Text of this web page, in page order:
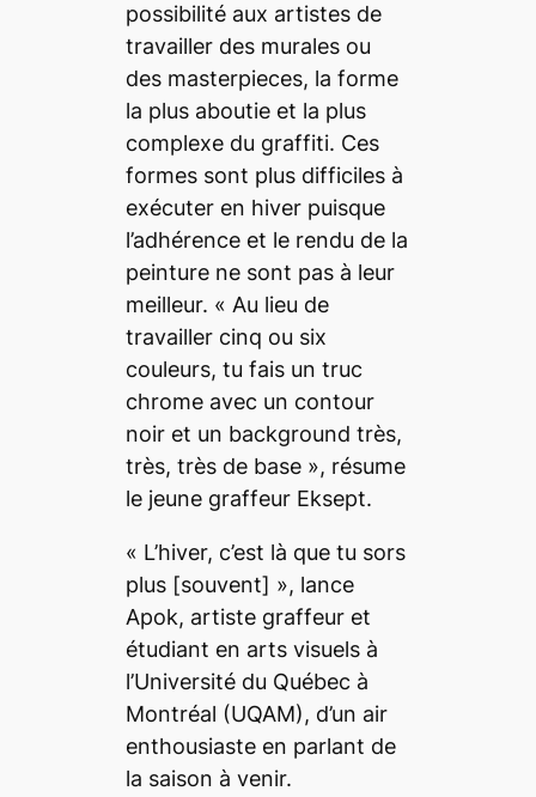
possibilité aux artistes de
travailler des murales ou
des masterpieces, la forme
la plus aboutie et la plus
complexe du graffiti. Ces
formes sont plus difficiles à
exécuter en hiver puisque
l’adhérence et le rendu de la
peinture ne sont pas à leur
meilleur. « Au lieu de
travailler cinq ou six
couleurs, tu fais un truc
chrome avec un contour
noir et un background très,
très, très de base», résume
le jeune graffeur Eksept.
« L’hiver, c’est là que tu sors
plus[souvent] », lance
Apok, artiste graffeur et
étudiant en arts visuels à
l’Université du Québec à
Montréal (UQAM), d’un air
enthousiaste en parlant de
la saison à venir.